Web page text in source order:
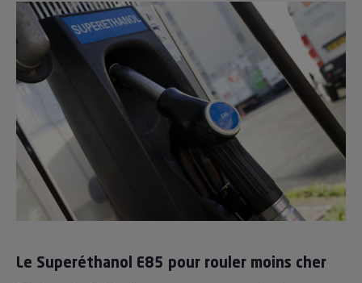
Le Superéthanol E85 pour rouler moins cher